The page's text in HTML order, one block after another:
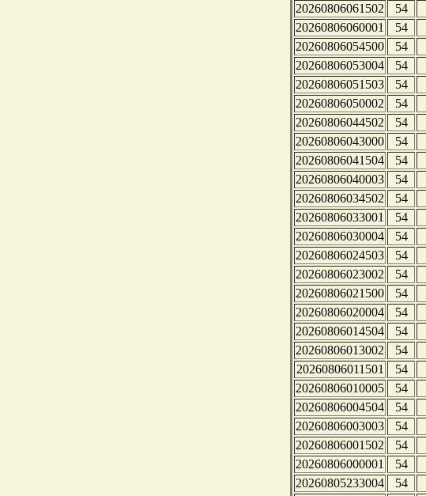
20260806061502
54
20260806060001
54
20260806054500
54
20260806053004
54
20260806051503
54
20260806050002
54
20260806044502
54
20260806043000
54
20260806041504
54
20260806040003
54
20260806034502
54
20260806033001
54
20260806030004
54
20260806024503
54
20260806023002
54
20260806021500
54
20260806020004
54
20260806014504
54
20260806013002
54
20260806011501
54
20260806010005
54
20260806004504
54
20260806003003
54
20260806001502
54
20260806000001
54
20260805233004
54